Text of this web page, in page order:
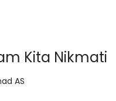
Kita Nikmati
AS